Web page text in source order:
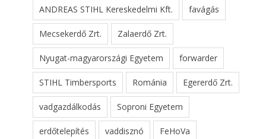
ANDREAS STIHL Kereskedelmi Kft. favágás
Mecsekerdő Zrt. Zalaerdő Zrt.
Nyugat-magyarországi Egyetem forwarder
STIHL Timbersports Románia Egererdő Zrt.
vadgazdálkodás Soproni Egyetem
erdőtelepítés vaddisznó FeHoVa